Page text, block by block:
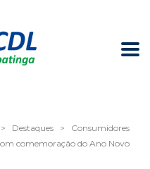
> Destaques >
Consumidores
comemoração do Ano Novo